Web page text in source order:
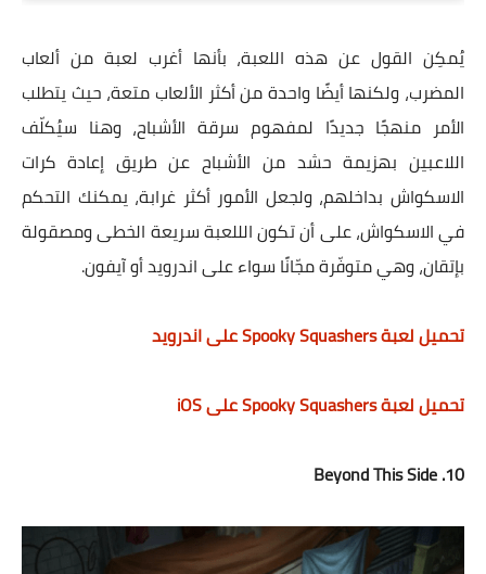
يُمكِن القول عن هذه اللعبة، بأنها أغرب لعبة من ألعاب
المضرب، ولكنها أيضًا واحدة من أكثر الألعاب متعة، حيث يتطلب
الأمر منهجًا جديدًا لمفهوم سرقة الأشباح، وهنا سيُكلّف
اللاعبين بهزيمة حشد من الأشباح عن طريق إعادة كرات
الاسكواش بداخلهم، ولجعل الأمور أكثر غرابة، يمكنك التحكم
في الاسكواش، على أن تكون الللعبة سريعة الخطى ومصقولة
بإتقان، وهي متوفّرة مجّانًا سواء على اندرويد أو آيفون.
تحميل لعبة Spooky Squashers على اندرويد
تحميل لعبة Spooky Squashers على iOS
10. Beyond This Side